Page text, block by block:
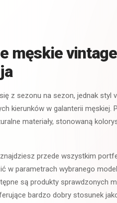
męskie
z sezonu na sezon, jednak styl
kierunków w galanterii
materiały, stonowaną
przede wszystkim
w parametrach wybranego
są produkty sprawdzonych
bardzo dobry stosunek